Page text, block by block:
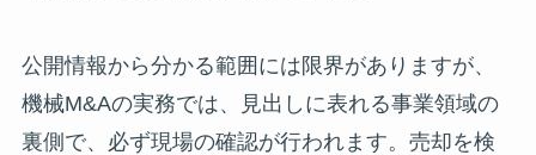
公開情報から分かる範囲には限界がありますが、
機械M&Aの実務では、見出しに表れる事業領域の
裏側で、必ず現場の確認が行われます。売却を検